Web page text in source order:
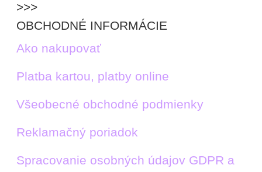
>>>
OBCHODNÉ INFORMÁCIE
Ako nakupovať
Platba kartou, platby online
Všeobecné obchodné podmienky
Reklamačný poriadok
Spracovanie osobných údajov GDPR a